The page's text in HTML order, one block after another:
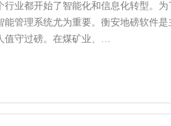
行业都开始了智能化和信息化转型。
能管理系统尤为重要。衡安地磅软件
值守过磅。在煤矿业、…